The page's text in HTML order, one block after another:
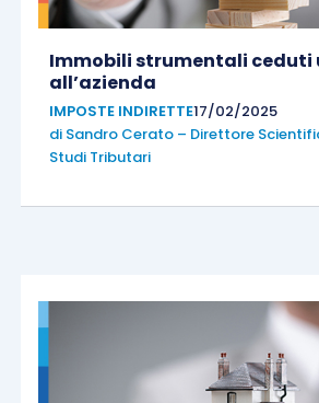
Immobili strumentali
all’azienda
IMPOSTE INDIRETTE17/02/2025
di Sandro Cerato – Direttore
Studi Tributari